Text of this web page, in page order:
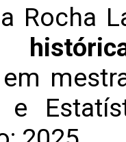
Rocha
e